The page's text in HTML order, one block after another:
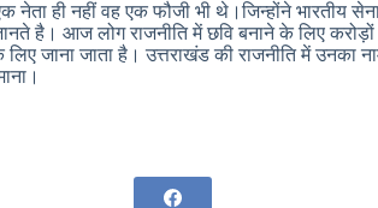
नेता ही नहीं वह एक फौजी भी थे।जिन्होंने भारतीय
है। आज लोग राजनीति में छवि बनाने के लिए
जाना जाता है। उत्तराखंड की राजनीति में उनका